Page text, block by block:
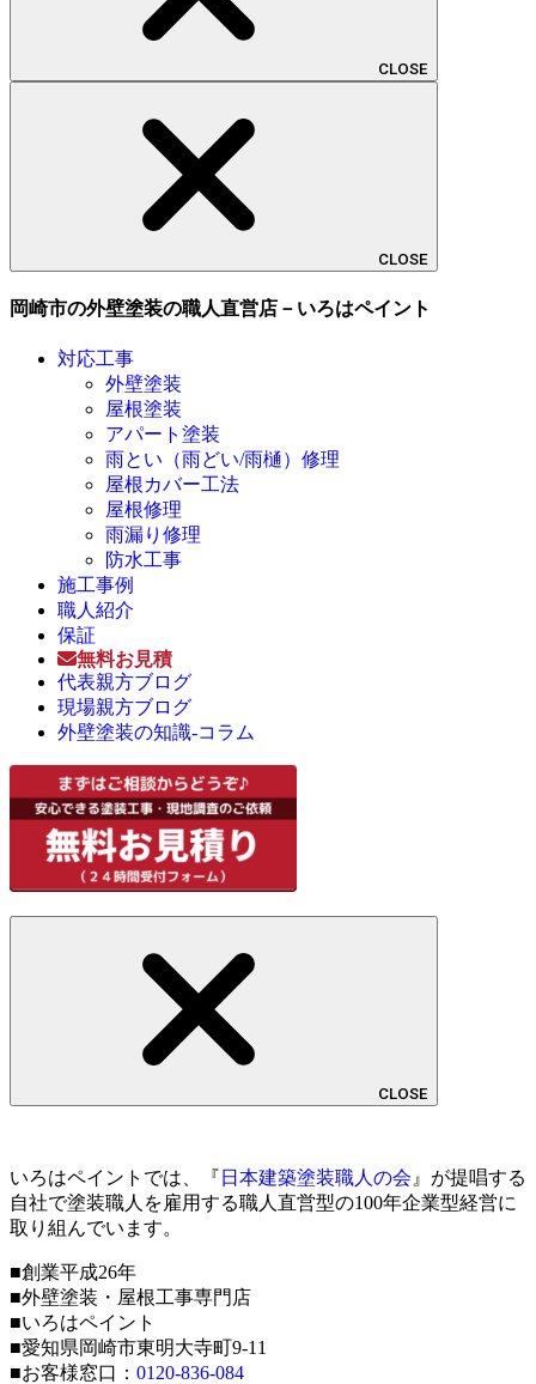
CLOSE
CLOSE
岡崎市の外壁塗装の職人直営店－いろはペイント
対応工事
外壁塗装
屋根塗装
アパート塗装
雨とい（雨どい/雨樋）修理
屋根カバー工法
屋根修理
雨漏り修理
防水工事
施工事例
職人紹介
保証
無料お見積
代表親方ブログ
現場親方ブログ
外壁塗装の知識-コラム
CLOSE
いろはペイントでは、『 日本建築塗装職人の会 』が提唱する
自社で塗装職人を雇用する職人直営型の100年企業型経営に
取り組んでいます。
■創業平成26年
■外壁塗装・屋根工事専門店
■いろはペイント
■愛知県岡崎市東明大寺町9-11
■お客様窓口： 0120-836-084